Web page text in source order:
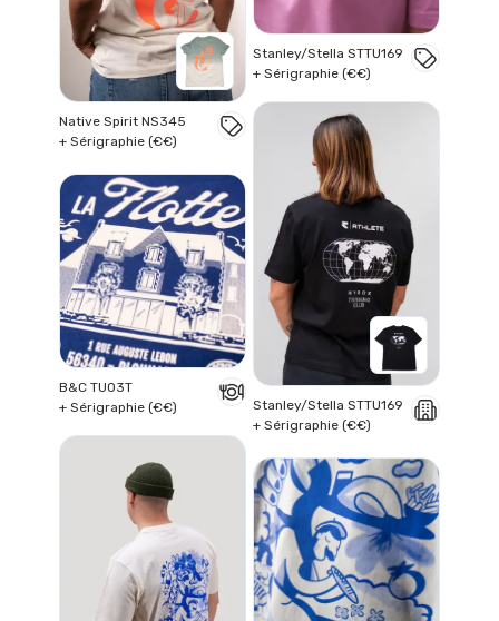
Native Spirit NS345
+ Sérigraphie (€€)
Stanley/Stella STTU169
+ Sérigraphie (€€)
Stanley/Stella STTU169
+ Sérigraphie (€€)
B&C TU03T
+ Sérigraphie (€€)